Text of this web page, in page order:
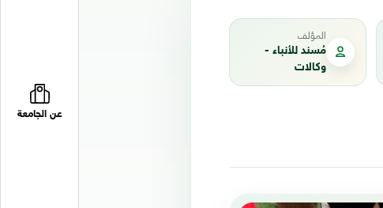
عن الجامعة
المؤلف
مُسند للأنباء -
وكالات